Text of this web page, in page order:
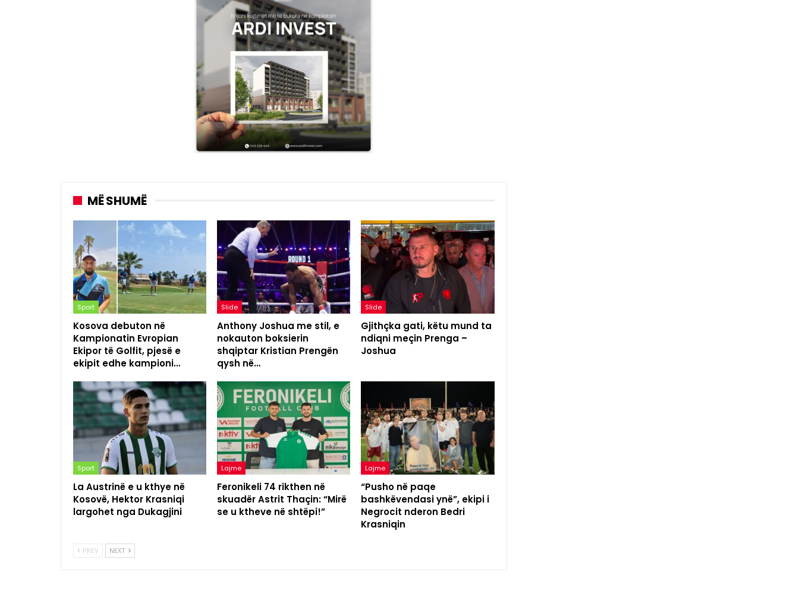
MË SHUMË
Sport
Kosova debuton në
Kampionatin Evropian
Ekipor të Golfit, pjesë e
ekipit edhe kampioni…
Slide
Anthony Joshua me stil, e
nokauton boksierin
shqiptar Kristian Prengën
qysh në…
Slide
Gjithçka gati, këtu mund ta
ndiqni meçin Prenga –
Joshua
Sport
La Austrinë e u kthye në
Kosovë, Hektor Krasniqi
largohet nga Dukagjini
Lajme
Feronikeli 74 rikthen në
skuadër Astrit Thaçin: “Mirë
se u ktheve në shtëpi!”
Lajme
“Pusho në paqe
bashkëvendasi ynë”, ekipi i
Negrocit nderon Bedri
Krasniqin
PREV NEXT